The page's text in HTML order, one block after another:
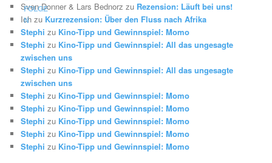
Sven Donner & Lars Bednorz zu Rezension: Läuft bei uns!
Ich zu Kurzrezension: Über den Fluss nach Afrika
Stephi zu Kino-Tipp und Gewinnspiel: Momo
Stephi zu Kino-Tipp und Gewinnspiel: All das ungesagte
zwischen uns
Stephi zu Kino-Tipp und Gewinnspiel: All das ungesagte
zwischen uns
Stephi zu Kino-Tipp und Gewinnspiel: Momo
Stephi zu Kino-Tipp und Gewinnspiel: Momo
Stephi zu Kino-Tipp und Gewinnspiel: Momo
Stephi zu Kino-Tipp und Gewinnspiel: Momo
Stephi zu Kino-Tipp und Gewinnspiel: Momo